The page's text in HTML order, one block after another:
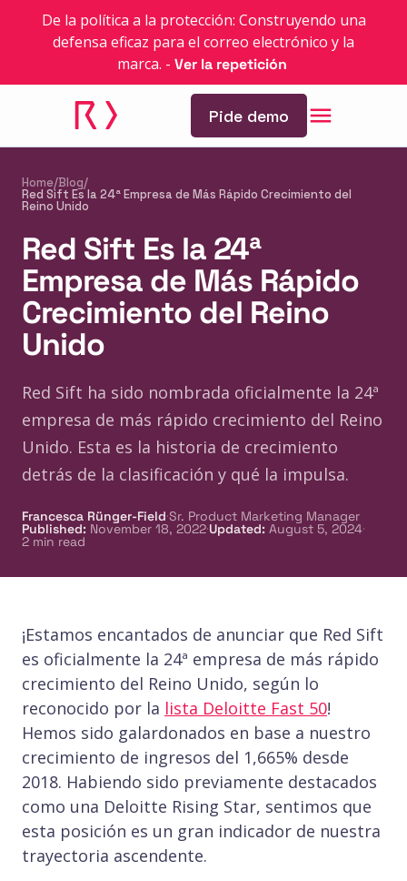
De la política a la protección: Construyendo una
defensa eficaz para el correo electrónico y la
marca. - Ver la repetición
Pide demo
Home/Blog/
Red Sift Es la 24ª Empresa de Más Rápido Crecimiento del
Reino Unido
Red Sift Es la 24ª
Empresa de Más Rápido
Crecimiento del Reino
Unido
Red Sift ha sido nombrada oficialmente la 24ª
empresa de más rápido crecimiento del Reino
Unido. Esta es la historia de crecimiento
detrás de la clasificación y qué la impulsa.
Francesca Rünger-Field·Sr. Product Marketing Manager
Published: November 18, 2022·Updated: August 5, 2024·
2 min read
¡Estamos encantados de anunciar que Red Sift
es oficialmente la 24ª empresa de más rápido
crecimiento del Reino Unido, según lo
reconocido por la lista Deloitte Fast 50!
Hemos sido galardonados en base a nuestro
crecimiento de ingresos del 1,665% desde
2018. Habiendo sido previamente destacados
como una Deloitte Rising Star, sentimos que
esta posición es un gran indicador de nuestra
trayectoria ascendente.